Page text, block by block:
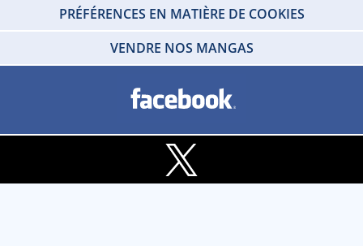
PRÉFÉRENCES EN MATIÈRE DE COOKIES
VENDRE NOS MANGAS